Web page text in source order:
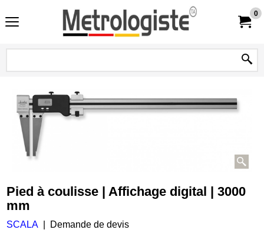
0
Pied à coulisse | Affichage digital | 3000
mm
SCALA Demande de devis